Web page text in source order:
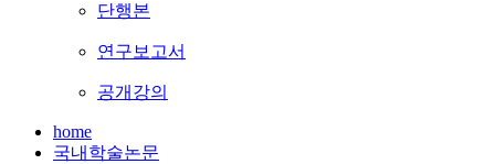
단행본
연구보고서
공개강의
home
국내학술논문